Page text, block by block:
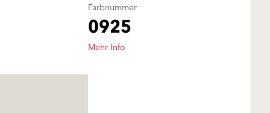
Farbnummer
0925
Mehr Info